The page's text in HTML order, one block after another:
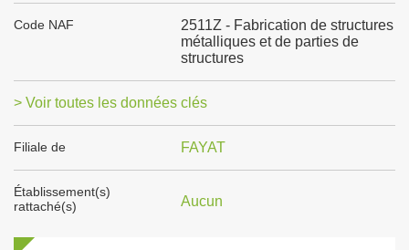
Code NAF
2511Z - Fabrication de structures
métalliques et de parties de
structures
> Voir toutes les données clés
Filiale de FAYAT
Établissement(s)
rattaché(s)
Aucun